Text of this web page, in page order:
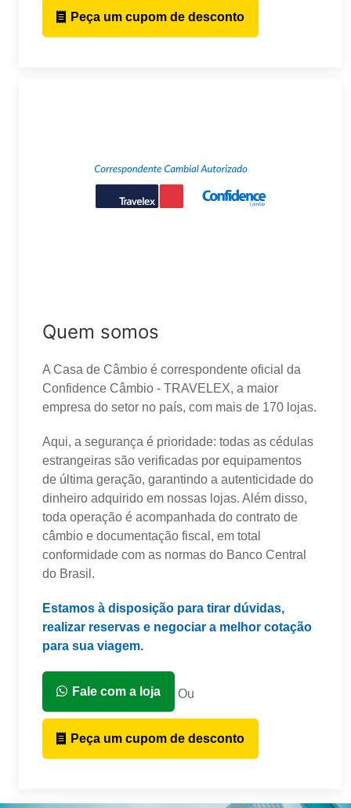
Peça um cupom de desconto
Quem somos
A Casa de Câmbio é correspondente oficial da
Confidence Câmbio - TRAVELEX, a maior
empresa do setor no país, com mais de 170 lojas.
Aqui, a segurança é prioridade: todas as cédulas
estrangeiras são verificadas por equipamentos
de última geração, garantindo a autenticidade do
dinheiro adquirido em nossas lojas. Além disso,
toda operação é acompanhada do contrato de
câmbio e documentação fiscal, em total
conformidade com as normas do Banco Central
do Brasil.
Estamos à disposição para tirar dúvidas,
realizar reservas e negociar a melhor cotação
para sua viagem.
Fale com a loja Ou
Peça um cupom de desconto